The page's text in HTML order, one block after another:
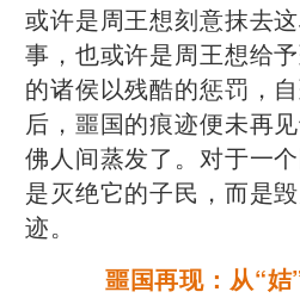
或许是周王想刻意抹去
事，也或许是周王想给
的诸侯以残酷的惩罚，
后，噩国的痕迹便未再
佛人间蒸发了。对于一
是灭绝它的子民，而是
迹。
噩国再现：从“